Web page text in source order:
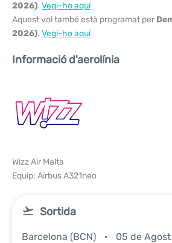
2026). Vegi-ho aquí
Aquest vol també està programat per
2026). Vegi-ho aquí
Informació d'aerolínia
Wizz Air Malta
Equip: Airbus A321neo
Sortida
Barcelona (BCN) 05 de